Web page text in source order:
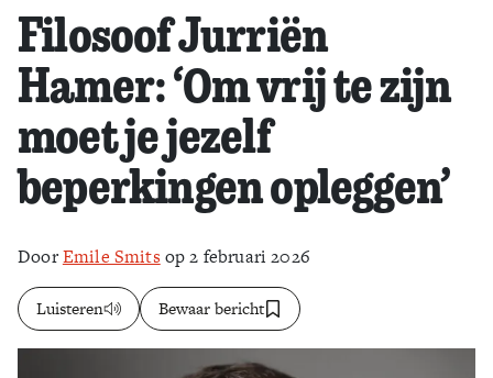
Filosoof Jurriën
Hamer: ‘Om vrij te zijn
moet je jezelf
beperkingen opleggen’
DoorEmile Smits op 2 februari 2026
Luisteren Bewaar bericht